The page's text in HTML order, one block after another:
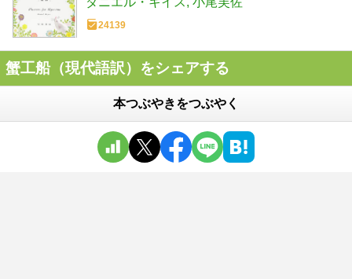
24139
蟹工船（現代語訳）をシェアする
本つぶやきをつぶやく